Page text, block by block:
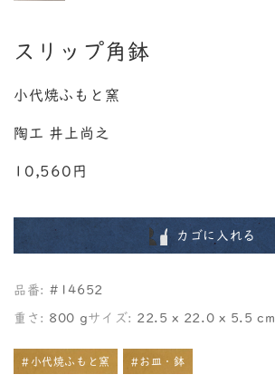
スリップ角鉢
小代焼ふもと窯
陶工 井上尚之
10,560円
カゴに入れる
品番: #14652
重さ: 800 gサイズ: 22.5 x 22.0 x 5.5 cm
#小代焼ふもと窯 #お皿・鉢